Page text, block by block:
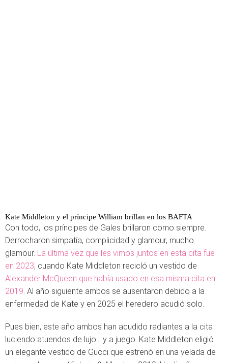
Kate Middleton y el príncipe William brillan en los BAFTA
Con todo, los príncipes de Gales brillaron como siempre.
Derrocharon simpatía, complicidad y glamour, mucho
glamour. La última vez que les vimos juntos en esta cita fue
en 2023, cuando Kate Middleton recicló un vestido de
Alexander McQueen que había usado en esa misma cita en
2019 . Al año siguiente ambos se ausentaron debido a la
enfermedad de Kate y en 2025 el heredero acudió solo.
Pues bien, este año ambos han acudido radiantes a la cita
luciendo atuendos de lujo... y a juego. Kate Middleton eligió
un elegante vestido de Gucci que estrenó en una velada de